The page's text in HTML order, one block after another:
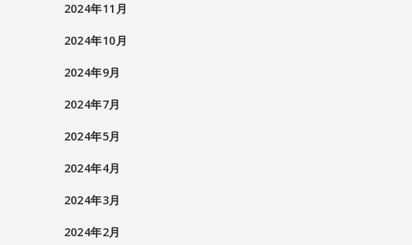
2024年11月
2024年10月
2024年9月
2024年7月
2024年5月
2024年4月
2024年3月
2024年2月